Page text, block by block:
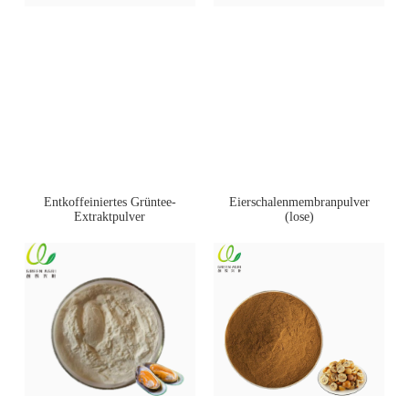
Entkoffeiniertes Grüntee-
Extraktpulver
Eierschalenmembranpulver
(lose)